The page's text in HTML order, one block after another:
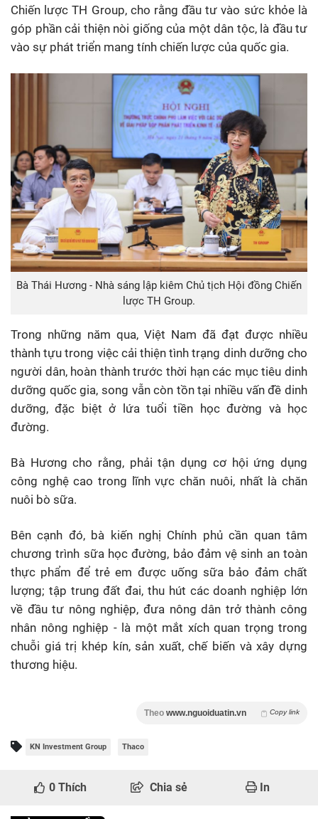
Chiến lược TH Group, cho rằng đầu tư vào sức khỏe là
góp phần cải thiện nòi giống của một dân tộc, là đầu tư
vào sự phát triển mang tính chiến lược của quốc gia.
Bà Thái Hương - Nhà sáng lập kiêm Chủ tịch Hội đồng Chiến
lược TH Group.
Trong những năm qua, Việt Nam đã đạt được nhiều
thành tựu trong việc cải thiện tình trạng dinh dưỡng cho
người dân, hoàn thành trước thời hạn các mục tiêu dinh
dưỡng quốc gia, song vẫn còn tồn tại nhiều vấn đề dinh
dưỡng, đặc biệt ở lứa tuổi tiền học đường và học
đường.
Bà Hương cho rằng, phải tận dụng cơ hội ứng dụng
công nghệ cao trong lĩnh vực chăn nuôi, nhất là chăn
nuôi bò sữa.
Bên cạnh đó, bà kiến nghị Chính phủ cần quan tâm
chương trình sữa học đường, bảo đảm vệ sinh an toàn
thực phẩm để trẻ em được uống sữa bảo đảm chất
lượng; tập trung đất đai, thu hút các doanh nghiệp lớn
về đầu tư nông nghiệp, đưa nông dân trở thành công
nhân nông nghiệp - là một mắt xích quan trọng trong
chuỗi giá trị khép kín, sản xuất, chế biến và xây dựng
thương hiệu.
Theo www.nguoiduatin.vn Copy link
KN Investment Group Thaco
0 Thích Chia sẻ In